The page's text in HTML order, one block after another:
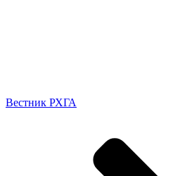
Вестник РХГА